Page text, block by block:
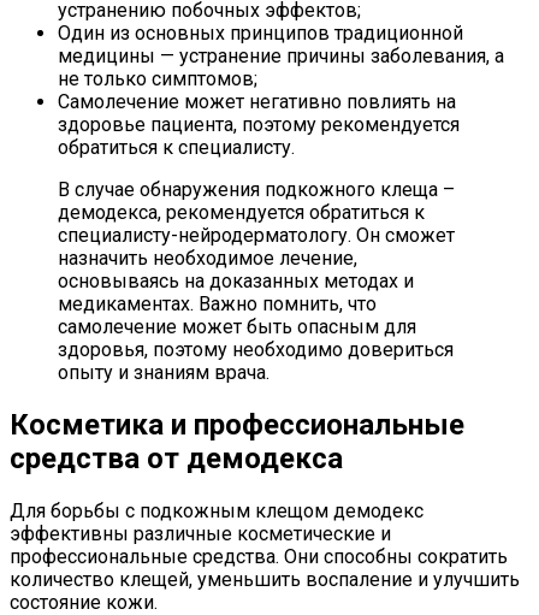
устранению побочных эффектов;
Один из основных принципов традиционной
медицины — устранение причины заболевания, а
не только симптомов;
Самолечение может негативно повлиять на
здоровье пациента, поэтому рекомендуется
обратиться к специалисту.
В случае обнаружения подкожного клеща –
демодекса, рекомендуется обратиться к
специалисту-нейродерматологу. Он сможет
назначить необходимое лечение,
основываясь на доказанных методах и
медикаментах. Важно помнить, что
самолечение может быть опасным для
здоровья, поэтому необходимо довериться
опыту и знаниям врача.
Косметика и профессиональные
средства от демодекса
Для борьбы с подкожным клещом демодекс
эффективны различные косметические и
профессиональные средства. Они способны сократить
количество клещей, уменьшить воспаление и улучшить
состояние кожи.